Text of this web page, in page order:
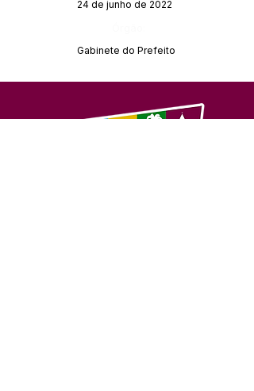
24 de junho de 2022
Gabinete do Prefeito